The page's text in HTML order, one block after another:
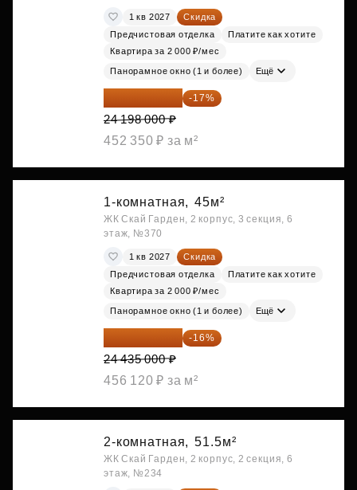
1 кв 2027
Скидка
Предчистовая отделка
Платите как хотите
Квартира за 2 000 ₽/мес
Панорамное окно (1 и более) Ещё
20 084 340 ₽ -17%
24 198 000 ₽
452 350 ₽ за м²
1-комнатная, 45м²
ЖК Скай Гарден, 2 корпус, 3 секция, 6
этаж, №370
1 кв 2027
Скидка
Предчистовая отделка
Платите как хотите
Квартира за 2 000 ₽/мес
Панорамное окно (1 и более) Ещё
20 525 400 ₽ -16%
24 435 000 ₽
456 120 ₽ за м²
2-комнатная, 51.5м²
ЖК Скай Гарден, 2 корпус, 2 секция, 6
этаж, №234